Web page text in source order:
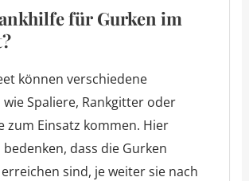
für Gurken im
können verschiedene
wie Spaliere, Rankgitter oder
zum Einsatz kommen. Hier
dass die Gurken
sind, je weiter sie nach